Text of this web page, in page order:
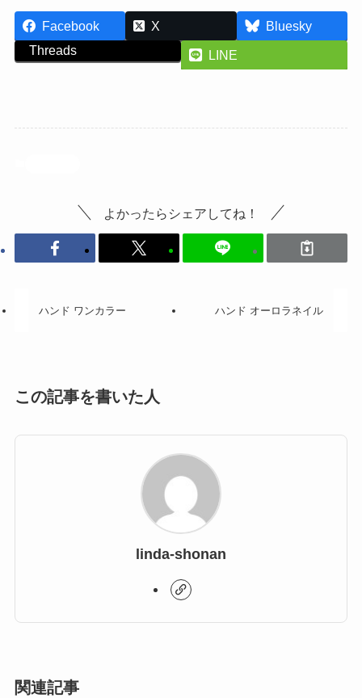
Facebook X
Bluesky
Threads
LINE
よかったらシェアしてね！
ハンド ワンカラー ハンド オーロラネイル
この記事を書いた人
linda-shonan
関連記事